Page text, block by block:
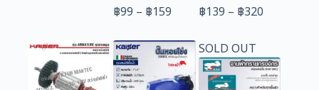
฿99 – ฿159
฿99
through
฿159
฿139 – ฿320Price
through
฿320
SOLD OUT